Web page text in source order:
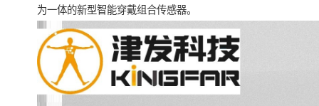
为一体的新型智能穿戴组合传感器。